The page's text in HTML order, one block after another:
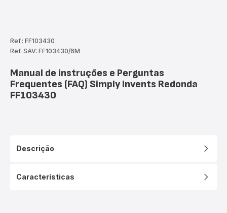
Ref.: FF103430
Ref. SAV: FF103430/6M
Manual de instruções e Perguntas
Frequentes (FAQ) Simply Invents Redonda
FF103430
Descrição
Características